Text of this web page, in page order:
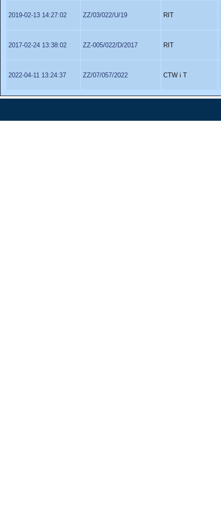
2019-02-13 14:27:02 ZZ/03/022/U/19 RIT
2017-02-24 13:38:02 ZZ-005/022/D/2017 RIT
2022-04-11 13:24:37 ZZ/07/057/2022 CTW i T